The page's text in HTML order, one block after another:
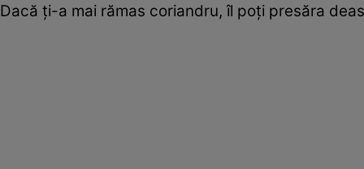
Dacă ţi-a mai rămas coriandru, îl poţi presăra